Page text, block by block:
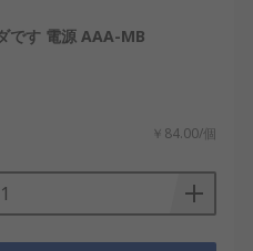
です 電源 AAA-MB
￥84.00/個